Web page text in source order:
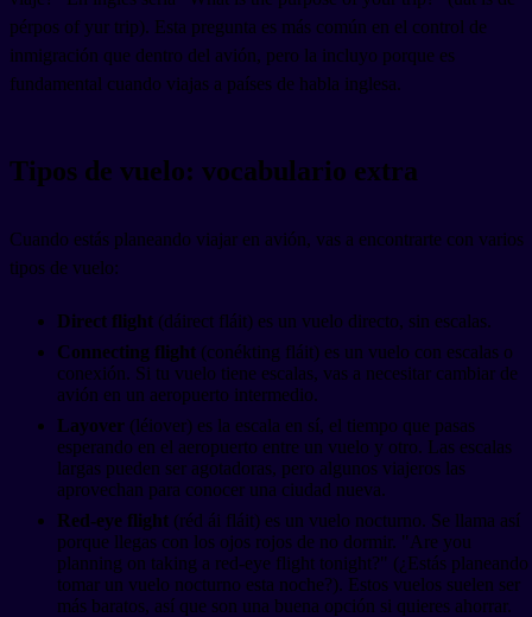
pérpos of yur trip). Esta pregunta es más común en el control de
inmigración que dentro del avión, pero la incluyo porque es
fundamental cuando viajas a países de habla inglesa.
Tipos de vuelo: vocabulario extra
Cuando estás planeando viajar en avión, vas a encontrarte con varios
tipos de vuelo:
Direct flight (dáirect fláit) es un vuelo directo, sin escalas.
Connecting flight (conékting fláit) es un vuelo con escalas o
conexión. Si tu vuelo tiene escalas, vas a necesitar cambiar de
avión en un aeropuerto intermedio.
Layover (léiover) es la escala en sí, el tiempo que pasas
esperando en el aeropuerto entre un vuelo y otro. Las escalas
largas pueden ser agotadoras, pero algunos viajeros las
aprovechan para conocer una ciudad nueva.
Red-eye flight (réd ái fláit) es un vuelo nocturno. Se llama así
porque llegas con los ojos rojos de no dormir. "Are you
planning on taking a red-eye flight tonight?" (¿Estás planeando
tomar un vuelo nocturno esta noche?). Estos vuelos suelen ser
más baratos, así que son una buena opción si quieres ahorrar.